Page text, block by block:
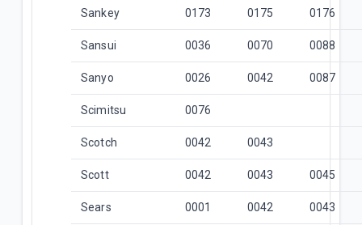
Sankey 0173 0175 0176
Sansui 0036 0070 0088
Sanyo 0026 0042 0087
Scimitsu 0076
Scotch 0042 0043
Scott 0042 0043 0045
Sears 0001 0042 0043